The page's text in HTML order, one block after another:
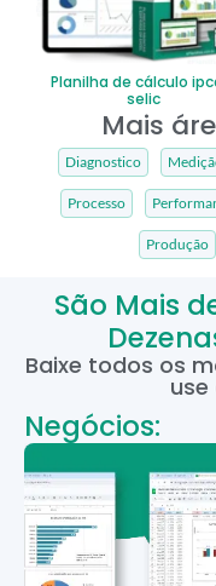
Planilha de cálculo
selic
Mais
Diagnostico
Processo
Produção
São Mais
Baixe todos os
use
Negócios: